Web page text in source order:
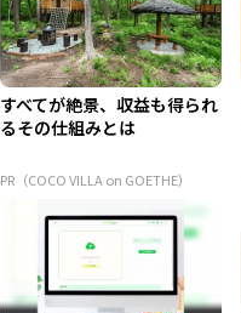
すべてが絶景、収益も得られ
るその仕組みとは
PR（COCO VILLA on GOETHE）